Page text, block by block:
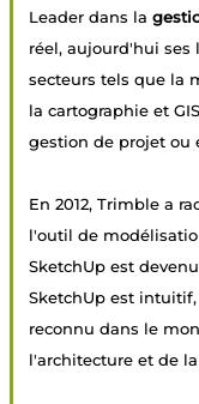
Leader dans la
réel, aujourd'hui ses
secteurs tels que la
la cartographie et
gestion de projet ou
En 2012, Trimble a
l'outil de
SketchUp est
SketchUp est
reconnu dans le
l'architecture et de